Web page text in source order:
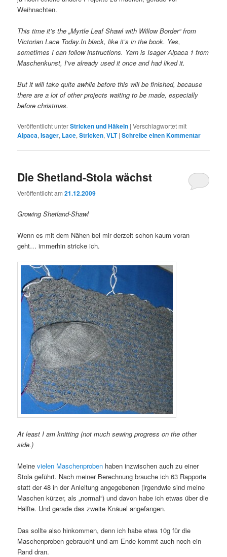
Weihnachten.
This time it’s the „Myrtle Leaf Shawl with Willow Border“ from
Victorian Lace Today.In black, like it’s in the book. Yes,
sometimes I can follow instructions. Yarn is Isager Alpaca 1 from
Maschenkunst, I’ve already used it once and had liked it.
But it will take quite awhile before this will be finished, because
there are a lot of other projects waiting to be made, especially
before christmas.
Veröffentlicht unterStricken und Häkeln |Verschlagwortet mit
Alpaca,Isager, Lace,Stricken,VLT |Schreibe einen Kommentar
Die Shetland-Stola wächst
Veröffentlicht am21.12.2009
Growing Shetland-Shawl
Wenn es mit dem Nähen bei mir derzeit schon kaum voran
geht… immerhin stricke ich.
At least I am knitting (not much sewing progress on the other
side.)
Meinevielen Maschenproben haben inzwischen auch zu einer
Stola geführt. Nach meiner Berechnung brauche ich 63 Rapporte
statt der 48 in der Anleitung angegebenen (irgendwie sind meine
Maschen kürzer, als „normal“) und davon habe ich etwas über die
Hälfte. Und gerade das zweite Knäuel angefangen.
Das sollte also hinkommen, denn ich habe etwa 10g für die
Maschenproben gebraucht und am Ende kommt auch noch ein
Rand dran.